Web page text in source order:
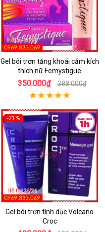
Gel bôi trơn tăng khoái cảm kích
thích nữ Femystigue
350.000₫ 388.000₫
-21%
Gel bôi trơn tình dục Volcano
Croc